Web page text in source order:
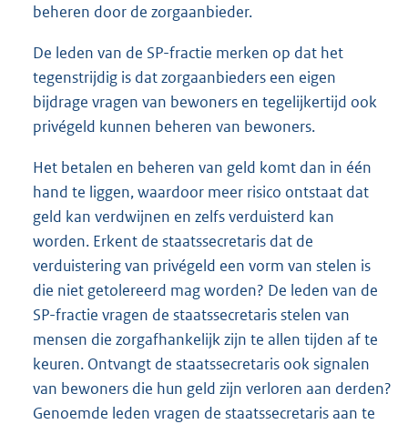
beheren door de zorgaanbieder.
De leden van de SP-fractie merken op dat het
tegenstrijdig is dat zorgaanbieders een eigen
bijdrage vragen van bewoners en tegelijkertijd ook
privégeld kunnen beheren van bewoners.
Het betalen en beheren van geld komt dan in één
hand te liggen, waardoor meer risico ontstaat dat
geld kan verdwijnen en zelfs verduisterd kan
worden. Erkent de staatssecretaris dat de
verduistering van privégeld een vorm van stelen is
die niet getolereerd mag worden? De leden van de
SP-fractie vragen de staatssecretaris stelen van
mensen die zorgafhankelijk zijn te allen tijden af te
keuren. Ontvangt de staatssecretaris ook signalen
van bewoners die hun geld zijn verloren aan derden?
Genoemde leden vragen de staatssecretaris aan te